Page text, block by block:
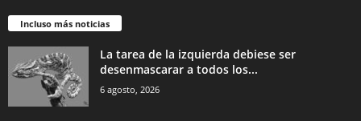
Incluso más noticias
La tarea de la izquierda debiese ser
desenmascarar a todos los...
6 agosto, 2026